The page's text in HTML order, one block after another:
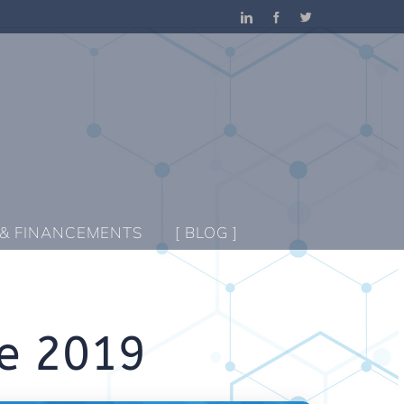
LinkedInFacebook
FINANCEMENTS [ BLOG ]
2019